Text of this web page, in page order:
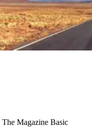
The Magazine Basic